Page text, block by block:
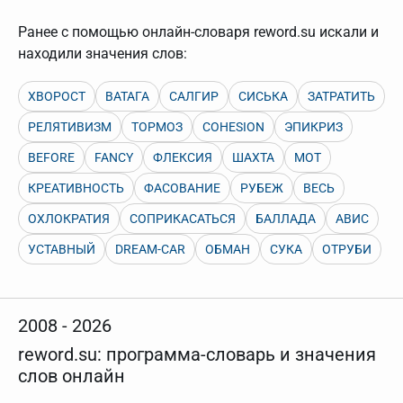
Для более сложных случаев существует возможность
написать в строке запроса "Пушкин поэт" и нажать
Пушкине, но не о городе.
В сложных запросах тоже могут присутствовать
неизвестные буквы. Например, в кроссворде есть
слово "***м***ов", в задании "русский поэт 19 века".
Пишем в Reword первым словом "***м***ов", далее
через пробел "поэт". Получается "***м***ов поэт" (без
кавычек). Нажимаем "Найти" и получаем статью
"Лермонтов" и не только.
Порядок словарей можно изменять, перетаскивая
словарь вверх или вниз за прямоугольник слева от
названия словаря. Также можно выключать ненужные
Ранее с помощью онлайн-словаря reword.su искали и
находили значения слов:
ХВОРОСТ ВАТАГА САЛГИР СИСЬКА ЗАТРАТИТЬ
РЕЛЯТИВИЗМ ТОРМОЗ COHESION ЭПИКРИЗ
BEFORE FANCY ФЛЕКСИЯ ШАХТА МОТ
КРЕАТИВНОСТЬ ФАСОВАНИЕ РУБЕЖ ВЕСЬ
ОХЛОКРАТИЯ СОПРИКАСАТЬСЯ БАЛЛАДА АВИС
УСТАВНЫЙ DREAM-CAR ОБМАН СУКА ОТРУБИ
2008 - 2026
reword.su: программа-словарь и значения
слов онлайн